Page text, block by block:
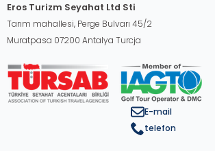
Eros Turizm Seyahat Ltd Sti
Tarım mahallesi, Perge Bulvarı 45/2
Muratpasa 07200 Antalya Turcja
E-mail
telefon